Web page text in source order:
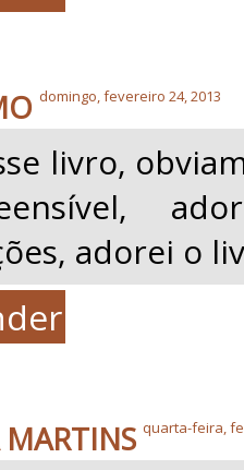
domingo, fevereiro 24, 2013
livro,
adorei o
quarta-feira,